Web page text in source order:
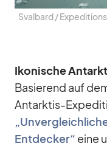
Sval­bard /​
Iko­ni­sche
Ba­sie­rend auf
Ant­ark­tis-
Ent­de­cker“ eine